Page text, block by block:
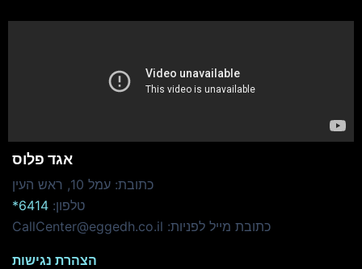
אגד פלוס
כתובת: עמל 10, ראש העין
טלפון: 6414*
כתובת מייל לפניות: CallCenter@eggedh.co.il
הצהרת נגישות